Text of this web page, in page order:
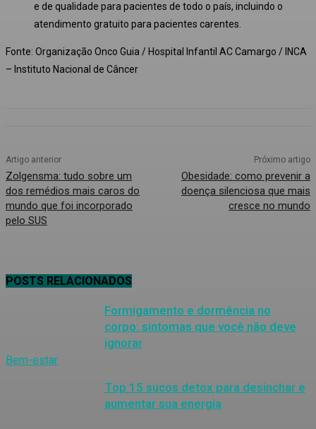
e de qualidade para pacientes de todo o país, incluindo o
atendimento gratuito para pacientes carentes.
Fonte: Organização Onco Guia / Hospital Infantil AC Camargo / INCA
– Instituto Nacional de Câncer
Artigo anterior
Zolgensma: tudo sobre um
dos remédios mais caros do
mundo que foi incorporado
pelo SUS
Próximo artigo
Obesidade: como prevenir a
doença silenciosa que mais
cresce no mundo
POSTS RELACIONADOS
Bem-estar
Formigamento e dormência no
corpo: sintomas que você não deve
ignorar
Top 15 sucos detox para desinchar e
aumentar sua energia